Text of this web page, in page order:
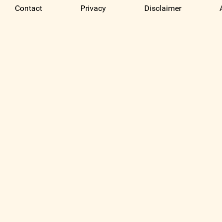
Contact Privacy Disclaimer